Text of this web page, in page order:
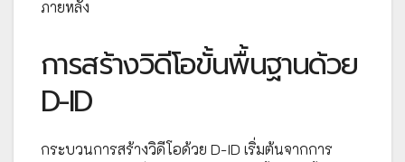
ภายหลัง
การสร้างวิดีโอขั้นพื้นฐานด้วย
D-ID
กระบวนการสร้างวิดีโอด้วย D-ID เริ่มต้นจากการ